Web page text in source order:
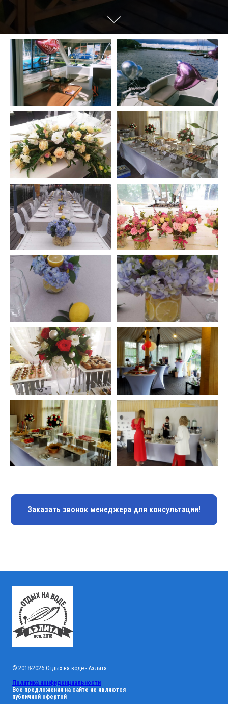
Заказать звонок менеджера для консультации!
© 2018-2026 Отдых на воде - Аэлита
Политика конфиденциальности
Все предложения на сайте не являются
публичной офертой